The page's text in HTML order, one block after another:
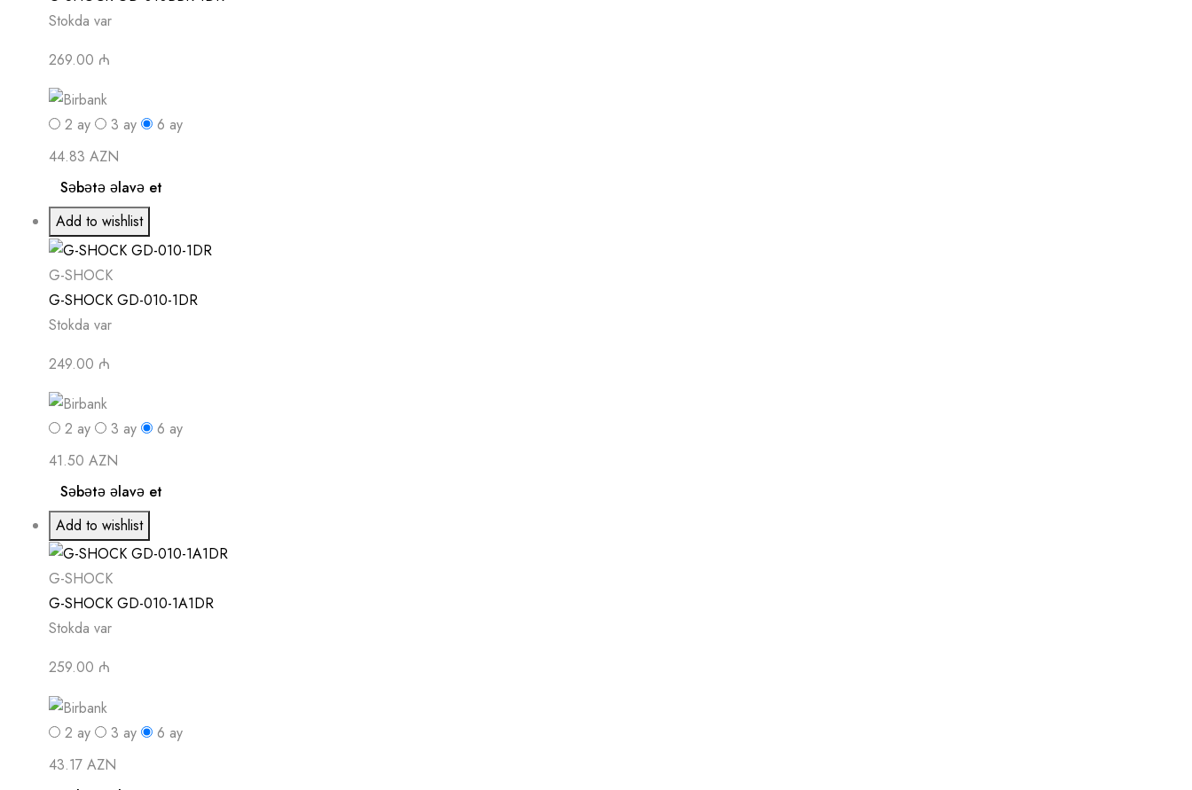
Stokda var
269.00 ₼
2 ay 3 ay 6 ay
44.83 AZN
Səbətə əlavə et
Add to wishlist
G-SHOCK
G-SHOCK GD-010-1DR
Stokda var
249.00 ₼
2 ay 3 ay 6 ay
41.50 AZN
Səbətə əlavə et
Add to wishlist
G-SHOCK
G-SHOCK GD-010-1A1DR
Stokda var
259.00 ₼
2 ay 3 ay 6 ay
43.17 AZN